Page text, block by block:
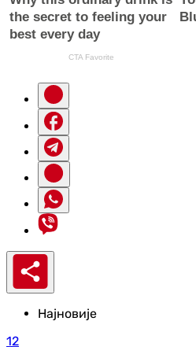
Најновије
12